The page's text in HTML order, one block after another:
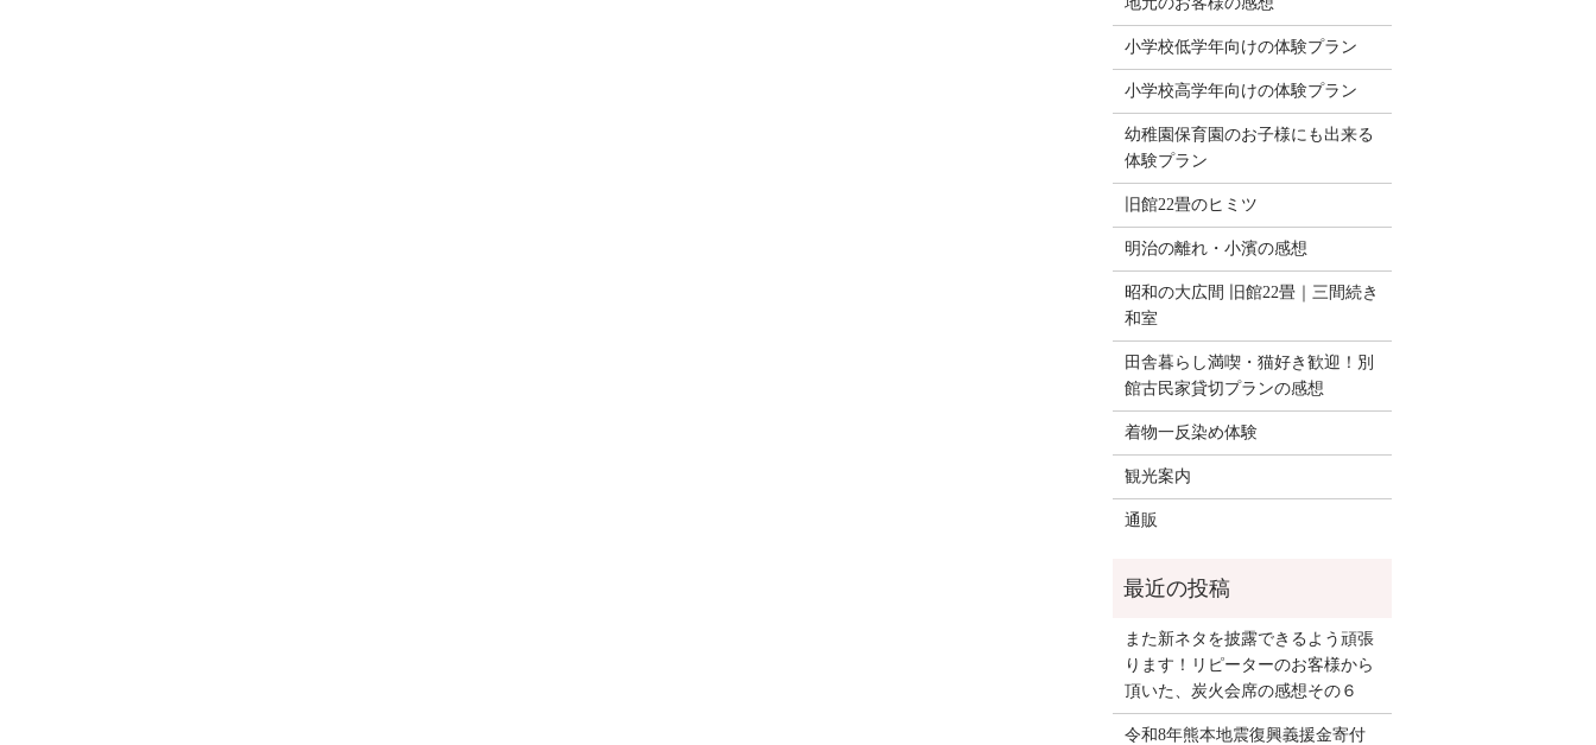
小学校低学年向けの体験プラン
小学校高学年向けの体験プラン
幼稚園保育園のお子様にも出来る
体験プラン
旧館22畳のヒミツ
明治の離れ・小濱の感想
昭和の大広間 旧館22畳｜三間続き
和室
田舎暮らし満喫・猫好き歓迎！別
館古民家貸切プランの感想
着物一反染め体験
観光案内
通販
また新ネタを披露できるよう頑張
ります！リピーターのお客様から
頂いた、炭火会席の感想その６
令和8年熊本地震復興義援金寄付